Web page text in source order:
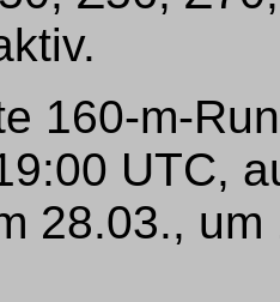
160-m-
UTC,
28.03.,